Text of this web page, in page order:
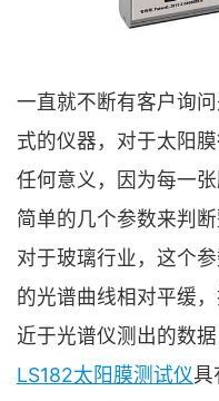
一直就不断有客户询
式的仪器，对于太阳
任何意义，因为每一
简单的几个参数来判
对于玻璃行业，这个
的光谱曲线相对平缓
近于光谱仪测出的数
LS182太阳膜测试仪具